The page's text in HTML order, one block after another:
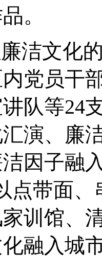
。
洁文化
党员干
队等24
演、廉
因子融
点带面
训馆、
融入城